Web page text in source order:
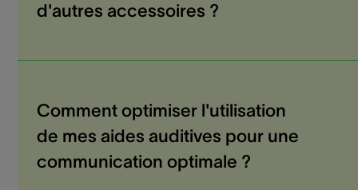
d'autres accessoires ?
Comment optimiser l'utilisation
de mes aides auditives pour une
communication optimale ?